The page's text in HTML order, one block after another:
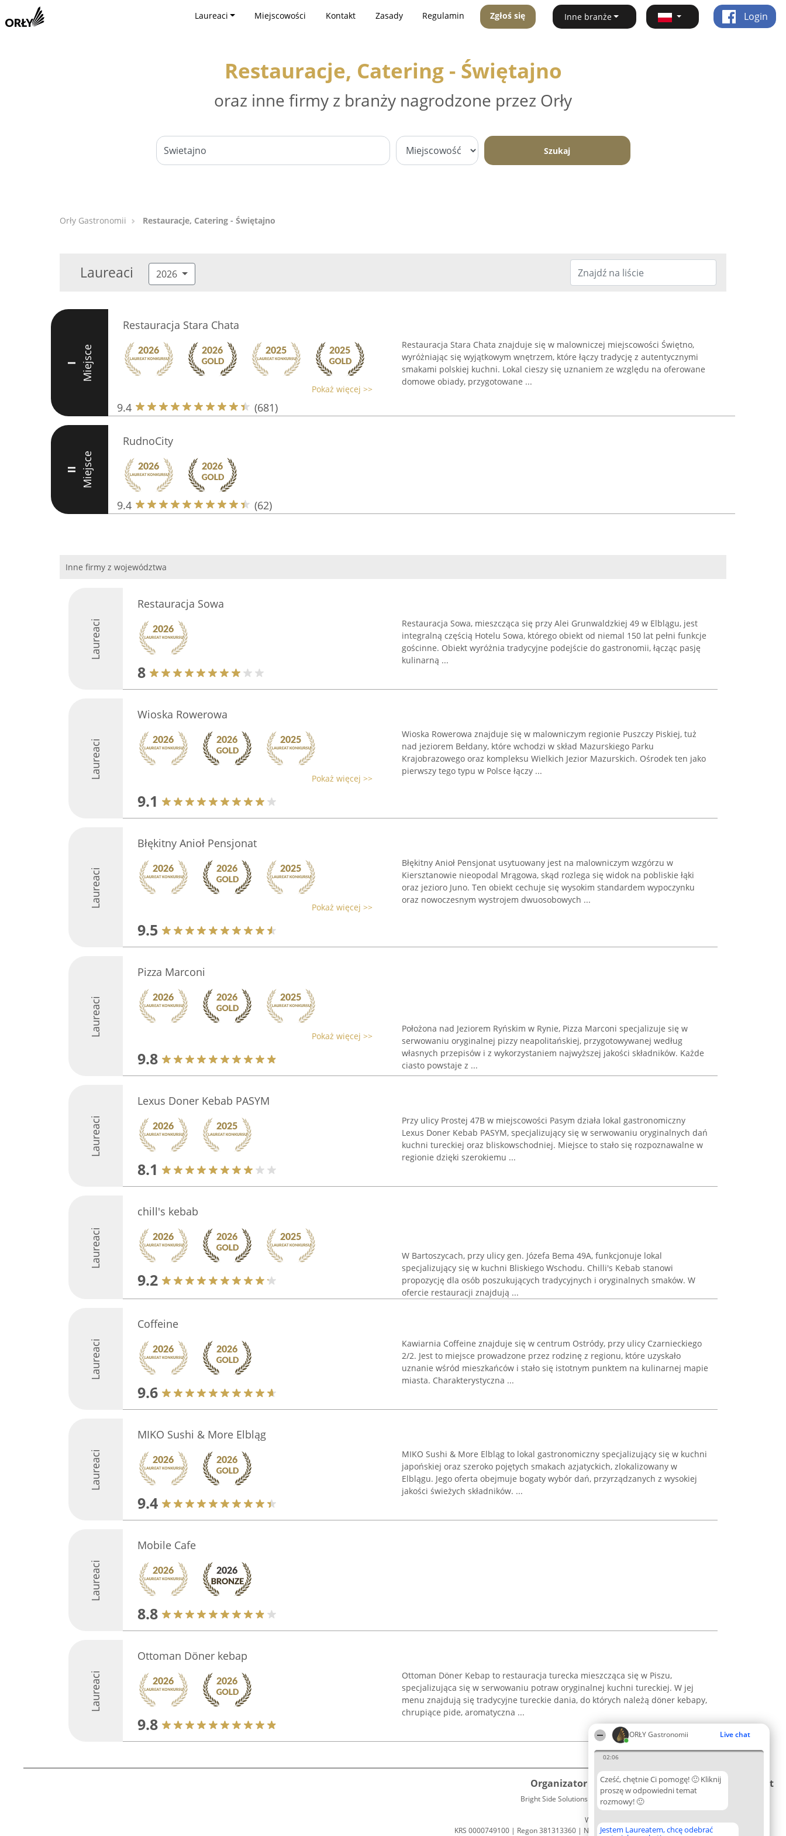
ORŁY Gastronomii Live chat
02:06
Cześć, chętnie Ci pomogę! 🙂 Kliknij
proszę w odpowiedni temat
rozmowy! 🙂
Jestem Laureatem, chcę odebrać
Laureaci Miejscowości Kontakt Zasady Regulamin Zgłoś się Inne branże Login
Restauracje, Catering - Świętajno
oraz inne firmy z branży nagrodzone przez Orły
Szukaj
Orły Gastronomii Restauracje, Catering - Świętajno
Laureaci 2026
I Miejsce
Restauracja Stara Chata
Pokaż więcej >>
9.4 (681)
Restauracja Stara Chata znajduje się w malowniczej miejscowości Świętno,
wyróżniając się wyjątkowym wnętrzem, które łączy tradycję z autentycznymi
smakami polskiej kuchni. Lokal cieszy się uznaniem ze względu na oferowane
domowe obiady, przygotowane ...
II Miejsce
RudnoCity
9.4 (62)
Inne firmy z województwa
Laureaci
Restauracja Sowa
8
Restauracja Sowa, mieszcząca się przy Alei Grunwaldzkiej 49 w Elblągu, jest
integralną częścią Hotelu Sowa, którego obiekt od niemal 150 lat pełni funkcje
gościnne. Obiekt wyróżnia tradycyjne podejście do gastronomii, łącząc pasję
kulinarną ...
Laureaci
Wioska Rowerowa
Pokaż więcej >>
9.1
Wioska Rowerowa znajduje się w malowniczym regionie Puszczy Piskiej, tuż
nad jeziorem Bełdany, które wchodzi w skład Mazurskiego Parku
Krajobrazowego oraz kompleksu Wielkich Jezior Mazurskich. Ośrodek ten jako
pierwszy tego typu w Polsce łączy ...
Laureaci
Błękitny Anioł Pensjonat
Pokaż więcej >>
9.5
Błękitny Anioł Pensjonat usytuowany jest na malowniczym wzgórzu w
Kiersztanowie nieopodal Mrągowa, skąd rozlega się widok na pobliskie łąki
oraz jezioro Juno. Ten obiekt cechuje się wysokim standardem wypoczynku
oraz nowoczesnym wystrojem dwuosobowych ...
Laureaci
Pizza Marconi
Pokaż więcej >>
9.8
Położona nad Jeziorem Ryńskim w Rynie, Pizza Marconi specjalizuje się w
serwowaniu oryginalnej pizzy neapolitańskiej, przygotowywanej według
własnych przepisów i z wykorzystaniem najwyższej jakości składników. Każde
ciasto powstaje z ...
Laureaci
Lexus Doner Kebab PASYM
8.1
Przy ulicy Prostej 47B w miejscowości Pasym działa lokal gastronomiczny
Lexus Doner Kebab PASYM, specjalizujący się w serwowaniu oryginalnych dań
kuchni tureckiej oraz bliskowschodniej. Miejsce to stało się rozpoznawalne w
regionie dzięki szerokiemu ...
Laureaci
chill's kebab
9.2
W Bartoszycach, przy ulicy gen. Józefa Bema 49A, funkcjonuje lokal
specjalizujący się w kuchni Bliskiego Wschodu. Chilli's Kebab stanowi
propozycję dla osób poszukujących tradycyjnych i oryginalnych smaków. W
ofercie restauracji znajdują ...
Laureaci
Coffeine
9.6
Kawiarnia Coffeine znajduje się w centrum Ostródy, przy ulicy Czarnieckiego
2/2. Jest to miejsce prowadzone przez rodzinę z regionu, które uzyskało
uznanie wśród mieszkańców i stało się istotnym punktem na kulinarnej mapie
miasta. Charakterystyczna ...
Laureaci
MIKO Sushi & More Elbląg
9.4
MIKO Sushi & More Elbląg to lokal gastronomiczny specjalizujący się w kuchni
japońskiej oraz szeroko pojętych smakach azjatyckich, zlokalizowany w
Elblągu. Jego oferta obejmuje bogaty wybór dań, przyrządzanych z wysokiej
jakości świeżych składników. ...
Laureaci
Mobile Cafe
8.8
Laureaci
Ottoman Döner kebap
9.8
Ottoman Döner Kebap to restauracja turecka mieszcząca się w Piszu,
specjalizująca się w serwowaniu potraw oryginalnej kuchni tureckiej. W jej
menu znajdują się tradycyjne tureckie dania, do których należą döner kebapy,
chrupiące pide, aromatyczna ...
Organizator plebiscytu
Bright Side Solutions sp. z o. o. sp. k.
ul. Ruska 22
Wrocław 50-079
KRS 0000749100 | Regon 381313360 | NIP 8943132676
Plebiscyt
Lista
Laureatów
Kontakt